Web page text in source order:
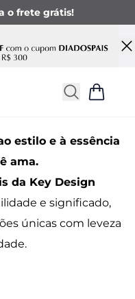
o frete grátis!
estilo e à essência
ama.
da Key Design
e significado,
únicas com leveza